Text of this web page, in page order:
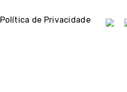
Política de Privacidade